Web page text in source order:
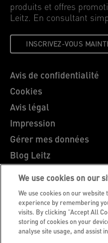
produits et offres
Leitz. En consultant
INSCRIVEZ-VOUS
Avis de confidentialité
Cookies
Avis légal
Impression
Gérer mes données
Blog Leitz
Carrières
Leitz EasyPrint
Support client
Guide du recyclage
Conditions de garantie
We use cookies on our
We use cookies on our website
experience by remembering
visits. By clicking “Accept All
storing of cookies on your
analyse site usage, and assist